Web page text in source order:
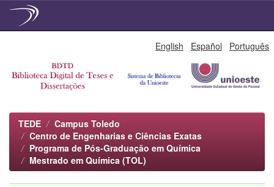
English Español Português
TEDE
Campus Toledo
Centro de Engenharias e Ciências Exatas
Programa de Pós-Graduação em Química
Mestrado em Química (TOL)